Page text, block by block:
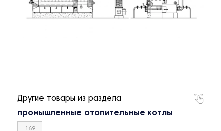
Другие товары из раздела
промышленные отопительные котлы
169